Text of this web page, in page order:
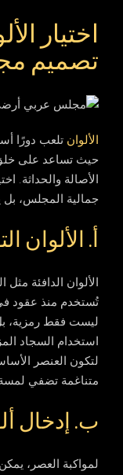
اختيار
تصميم
الألوان تلعب دورًا
حيث تساعد على
الأصالة والحداثة.
جمالية المجلس، بل
أ. الألوان
الألوان الدافئة
تُستخدم منذ عقود
ليست فقط رمزية،
استخدام السجاد
لتكون العنصر
متناغمة تضفي لمسة
ب. إدخال
لمواكبة العصر،